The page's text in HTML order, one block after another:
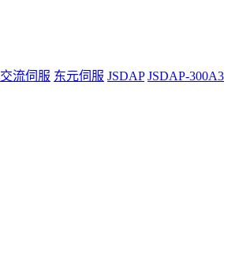
交流伺服 东元伺服 JSDAP JSDAP-300A3